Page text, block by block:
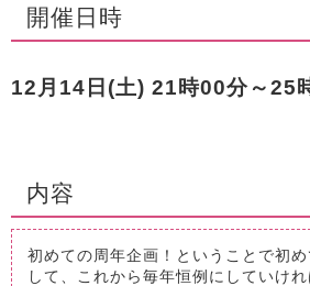
開催日時
12月14日(土) 21時00分～25
内容
初めての周年企画！ということで初
して、これから毎年恒例にしていけ